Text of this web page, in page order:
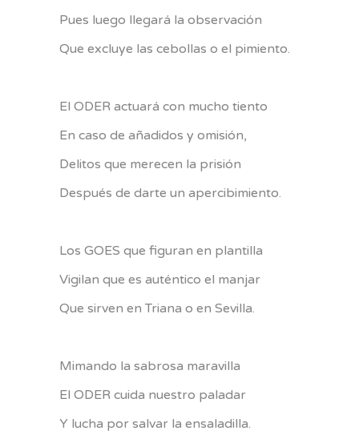
Pues luego llegará la observación
Que excluye las cebollas o el pimiento.
El ODER actuará con mucho tiento
En caso de añadidos y omisión,
Delitos que merecen la prisión
Después de darte un apercibimiento.
Los GOES que figuran en plantilla
Vigilan que es auténtico el manjar
Que sirven en Triana o en Sevilla.
Mimando la sabrosa maravilla
El ODER cuida nuestro paladar
Y lucha por salvar la ensaladilla.